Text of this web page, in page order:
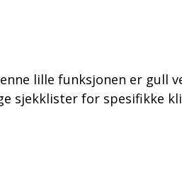
lille funksjonen er gull
sjekklister for spesifikke